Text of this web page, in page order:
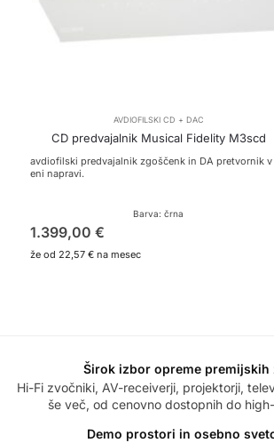
AVDIOFILSKI CD + DAC
CD predvajalnik Musical Fidelity M3scd
avdiofilski predvajalnik zgoščenk in DA pretvornik v
eni napravi.
Barva: črna
1.399,00 €
že od 22,57 €na mesec
Širok izbor opreme premijskih
Hi-Fi zvočniki, AV-receiverji, projektorji,
še več, od cenovno dostopnih do
Demo prostori in osebno